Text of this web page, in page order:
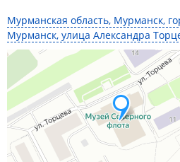
Мурманская область, Мурманск,
Мурманск, улица Александра